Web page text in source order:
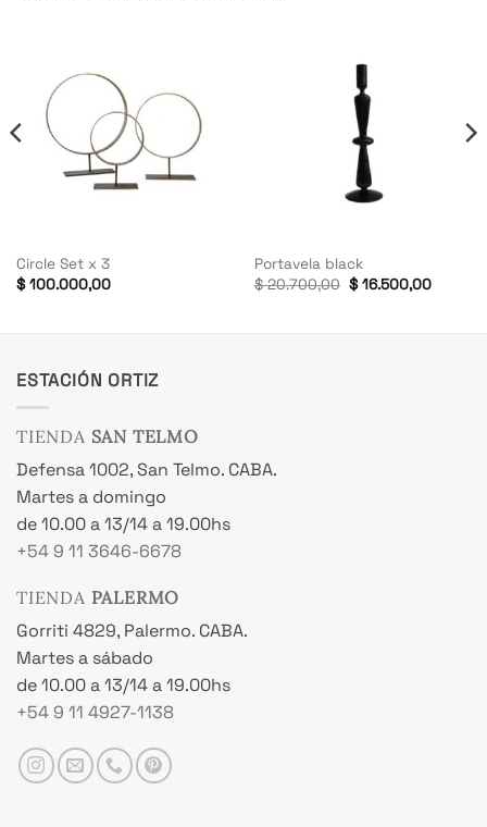
Circle Set x 3
$100.000,00
Portavela black
$20.700,00 El
precio
$16.500,00El
ESTACIÓN ORTIZ
TIENDA SAN TELMO
Defensa 1002, San Telmo. CABA.
Martes a domingo
de 10.00 a 13/14 a 19.00hs
+54 9 11 3646-6678
TIENDA PALERMO
Gorriti 4829, Palermo. CABA.
Martes a sábado
de 10.00 a 13/14 a 19.00hs
+54 9 11 4927-1138